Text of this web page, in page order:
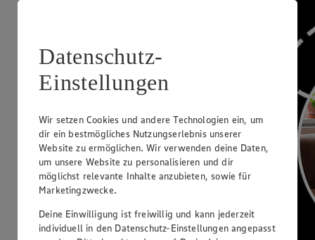
Datenschutz-
Einstellungen
Wir setzen Cookies und andere Technologien ein, um
dir ein bestmögliches Nutzungserlebnis unserer
Website zu ermöglichen. Wir verwenden deine Daten,
um unsere Website zu personalisieren und dir
möglichst relevante Inhalte anzubieten, sowie für
Marketingzwecke.
Deine Einwilligung ist freiwillig und kann jederzeit
individuell in den Datenschutz-Einstellungen angepasst